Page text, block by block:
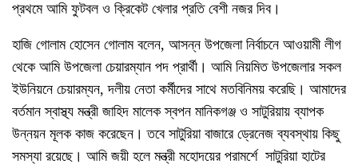
প্রথমে আমি ফুটবল ও ক্রিকেট খেলার প্রতি বেশী নজর দিব।
হাজি গোলাম হোসেন গোলাম বলেন, আসন্ন উপজেলা নির্বাচনে আওয়ামী লীগ
থেকে আমি উপজেলা চেয়ারম্যান পদ প্রার্থী। আমি নিয়মিত উপজেলার সকল
ইউনিয়নে চেয়ারম্যন, দলীয় নেতা কর্মীদের সাথে মতবিনিময় করেছি। আমাদের
বর্তমান স্বাস্থ্য মন্ত্রী জাহিদ মালেক স্বপন মানিকগঞ্জ ও সাটুরিয়ায় ব্যাপক
উন্নয়ন মূলক কাজ করেছেন। তবে সাটুরিয়া বাজারে ড্রেনেজ ব্যবস্থায় কিছু
সমস্যা রয়েছে। আমি জয়ী হলে মন্ত্রী মহোদয়ের পরামর্শে সাটুরিয়া হাটের